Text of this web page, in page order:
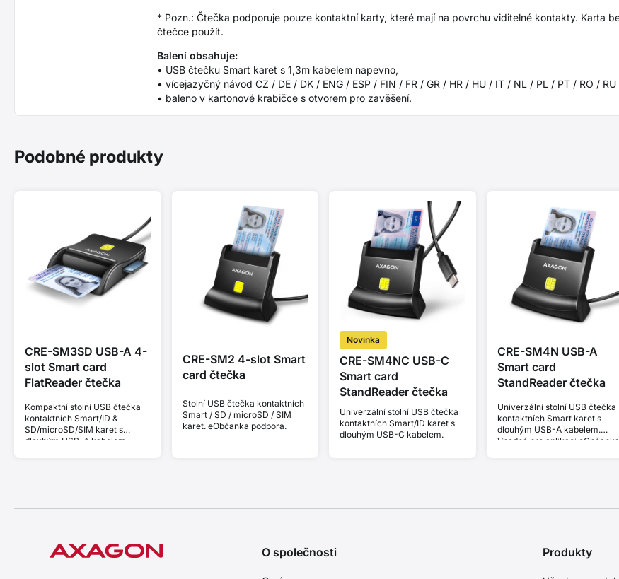
* Pozn.: Čtečka podporuje pouze kontaktní karty, které mají na povrchu viditelné kontakty. Karta
čtečce použít.
Balení obsahuje:
• USB čtečku Smart karet s 1,3m kabelem napevno,
• vícejazyčný návod CZ / DE / DK / ENG / ESP / FIN / FR / GR / HR / HU / IT / NL / PL / PT / RO /
• baleno v kartonové krabičce s otvorem pro zavěšení.
Podobné produkty
CRE-SM3SD USB-A 4-
slot Smart card
FlatReader čtečka
Kompaktní stolní USB čtečka
kontaktních Smart/ID &
SD/microSD/SIM karet s
dlouhým USB-A kabelem.
CRE-SM2 4-slot Smart
card čtečka
Stolní USB čtečka kontaktních
Smart / SD / microSD / SIM
karet. eObčanka podpora.
Novinka
CRE-SM4NC USB-C
Smart card
StandReader čtečka
Univerzální stolní USB čtečka
kontaktních Smart/ID karet s
dlouhým USB-C kabelem.
CRE-SM4N USB-A
Smart card
StandReader čtečka
Univerzální stolní USB čtečka
kontaktních Smart karet s
dlouhým USB-A kabelem.
Vhodná pro aplikaci eObčanka.
O společnosti Produkty